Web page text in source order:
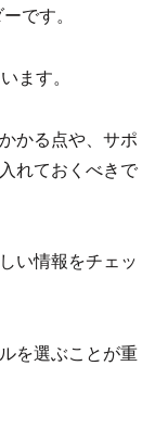
です。
ます。
かる点や、サポ
れておくべきで
い情報をチェッ
を選ぶことが重